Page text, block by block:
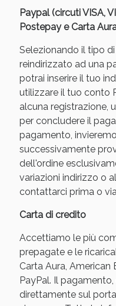
Paypal (circuti VISA,
Postepay e Carta
Selezionando il tipo
reindirizzato ad una
potrai inserire il tuo
utilizzare il tuo conto
alcuna registrazione,
per concludere il
pagamento,
successivamente
dell'ordine
variazioni indirizzo o
contattarci prima o
Carta di credito
Accettiamo le più
prepagate e le
Carta Aura, American
PayPal. Il
direttamente sul
Benessere